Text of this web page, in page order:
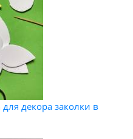
декора заколки в